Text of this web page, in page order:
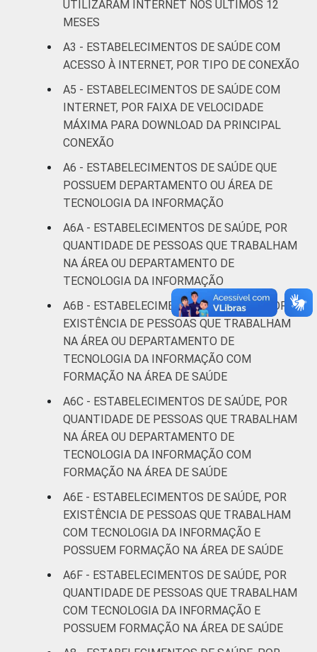
DE SAÚDE Não UBS 94
LOCALIZAÇÃO Capital 94
Fonte: Núcleo de Informação e Coordenação
do Ponto BR. (2024). Pesquisa sobre o uso
das tecnologias de informação e
comunicação nos estabelecimentos de
saúde brasileiros: TIC Saúde 2024 [Tabelas].
UTILIZARAM INTERNET NOS ÚLTIMOS 12
MESES
A3 - ESTABELECIMENTOS DE SAÚDE COM
ACESSO À INTERNET, POR TIPO DE CONEXÃO
A5 - ESTABELECIMENTOS DE SAÚDE COM
INTERNET, POR FAIXA DE VELOCIDADE
MÁXIMA PARA DOWNLOAD DA PRINCIPAL
CONEXÃO
A6 - ESTABELECIMENTOS DE SAÚDE QUE
POSSUEM DEPARTAMENTO OU ÁREA DE
TECNOLOGIA DA INFORMAÇÃO
A6A - ESTABELECIMENTOS DE SAÚDE, POR
QUANTIDADE DE PESSOAS QUE TRABALHAM
NA ÁREA OU DEPARTAMENTO DE
TECNOLOGIA DA INFORMAÇÃO
A6B - ESTABELECIMENTOS DE SAÚDE, POR
EXISTÊNCIA DE PESSOAS QUE TRABALHAM
NA ÁREA OU DEPARTAMENTO DE
TECNOLOGIA DA INFORMAÇÃO COM
FORMAÇÃO NA ÁREA DE SAÚDE
A6C - ESTABELECIMENTOS DE SAÚDE, POR
QUANTIDADE DE PESSOAS QUE TRABALHAM
NA ÁREA OU DEPARTAMENTO DE
TECNOLOGIA DA INFORMAÇÃO COM
FORMAÇÃO NA ÁREA DE SAÚDE
A6E - ESTABELECIMENTOS DE SAÚDE, POR
EXISTÊNCIA DE PESSOAS QUE TRABALHAM
COM TECNOLOGIA DA INFORMAÇÃO E
POSSUEM FORMAÇÃO NA ÁREA DE SAÚDE
A6F - ESTABELECIMENTOS DE SAÚDE, POR
QUANTIDADE DE PESSOAS QUE TRABALHAM
COM TECNOLOGIA DA INFORMAÇÃO E
POSSUEM FORMAÇÃO NA ÁREA DE SAÚDE